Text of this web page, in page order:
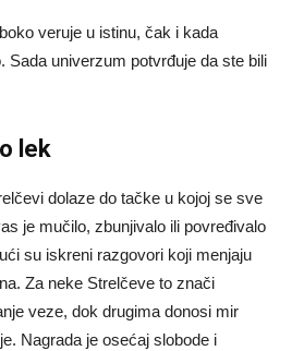
veruje u istinu, čak i kada
Sada univerzum potvrđuje da ste bili
lek
dolaze do tačke u kojoj se sve
je mučilo, zbunjivalo ili povređivalo
su iskreni razgovori koji menjaju
Za neke Strelčeve to znači
veze, dok drugima donosi mir
Nagrada je osećaj slobode i